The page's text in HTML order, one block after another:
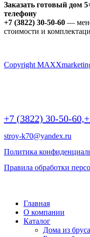
Заказать готовый дом
телефону
+7 (3822) 30-50-60 —
стоимости и
Copyright
+7 (3822) 30-50-60,
stroy-k70@yandex.ru
Политика
Правила обработки
Главная
О компании
Каталог
Дома из бруса